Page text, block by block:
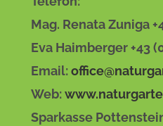
Mag. Renata Zuniga
Eva Haimberger +43
Email:
Web:
Sparkasse